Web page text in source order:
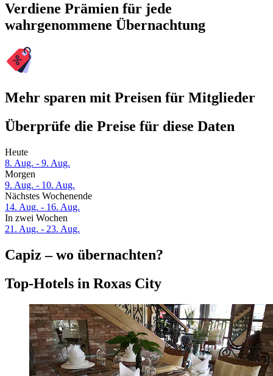
Verdiene Prämien für jede
wahrgenommene Übernachtung
Mehr sparen mit Preisen für Mitglieder
Überprüfe die Preise für diese Daten
Heute
8. Aug. - 9. Aug.
Morgen
9. Aug. - 10. Aug.
Nächstes Wochenende
14. Aug. - 16. Aug.
In zwei Wochen
21. Aug. - 23. Aug.
Capiz – wo übernachten?
Top-Hotels in Roxas City